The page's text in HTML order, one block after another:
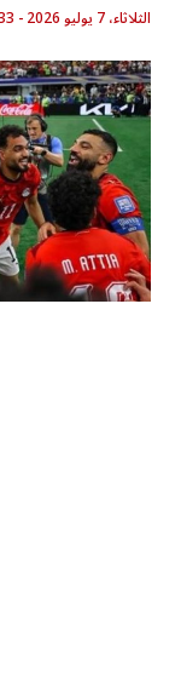
الثلاثاء، 7 يوليو 2026 - 3:33 م